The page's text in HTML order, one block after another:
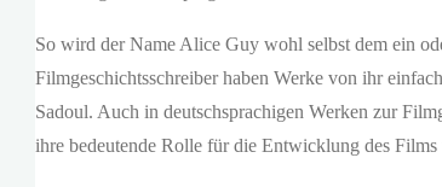
So wird der Name Alice Guy wohl selbst dem ein
Filmgeschichtsschreiber haben Werke von ihr
Sadoul. Auch in deutschsprachigen Werken zur
ihre bedeutende Rolle für die Entwicklung des Films